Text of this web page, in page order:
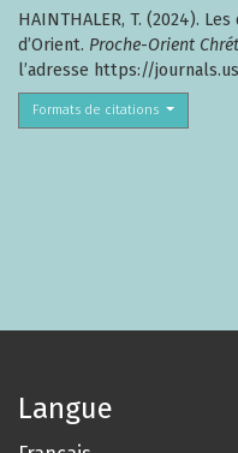
HAINTHALER, T. (2024).
d’Orient. Proche-Orient
l’adresse https://
Formats de citations
Langue